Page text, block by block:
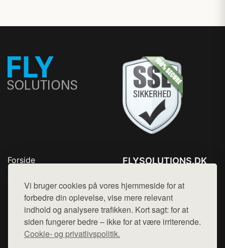
Vi bruger cookies på vores hjemmeside for at
forbedre din oplevelse, vise mere relevant
indhold og analysere trafikken. Kort sagt: for at
siden fungerer bedre – ikke for at være irriterende.
Cookie- og privatlivspolitik.
Forside
Top Rabatter
Blog
Kontakt
FLYSOLUTIONS.DK
Mail: hej@want.dk
Cookie- og privatlivspolitik